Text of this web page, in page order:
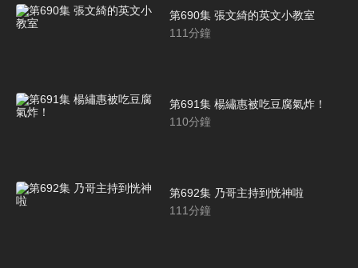
第690集 張文綺的英文小教室
111分鐘
第691集 楊繡惠被吃豆腐氣炸！
110分鐘
第692集 乃哥主持到恍神啦
111分鐘